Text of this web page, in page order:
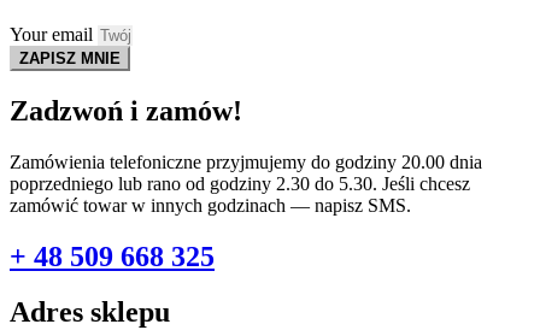
Your email
ZAPISZ MNIE
Zadzwoń i zamów!
Zamówienia telefoniczne przyjmujemy do godziny 20.00 dnia
poprzedniego lub rano od godziny 2.30 do 5.30. Jeśli chcesz
zamówić towar w innych godzinach — napisz SMS.
+ 48 509 668 325
Adres sklepu